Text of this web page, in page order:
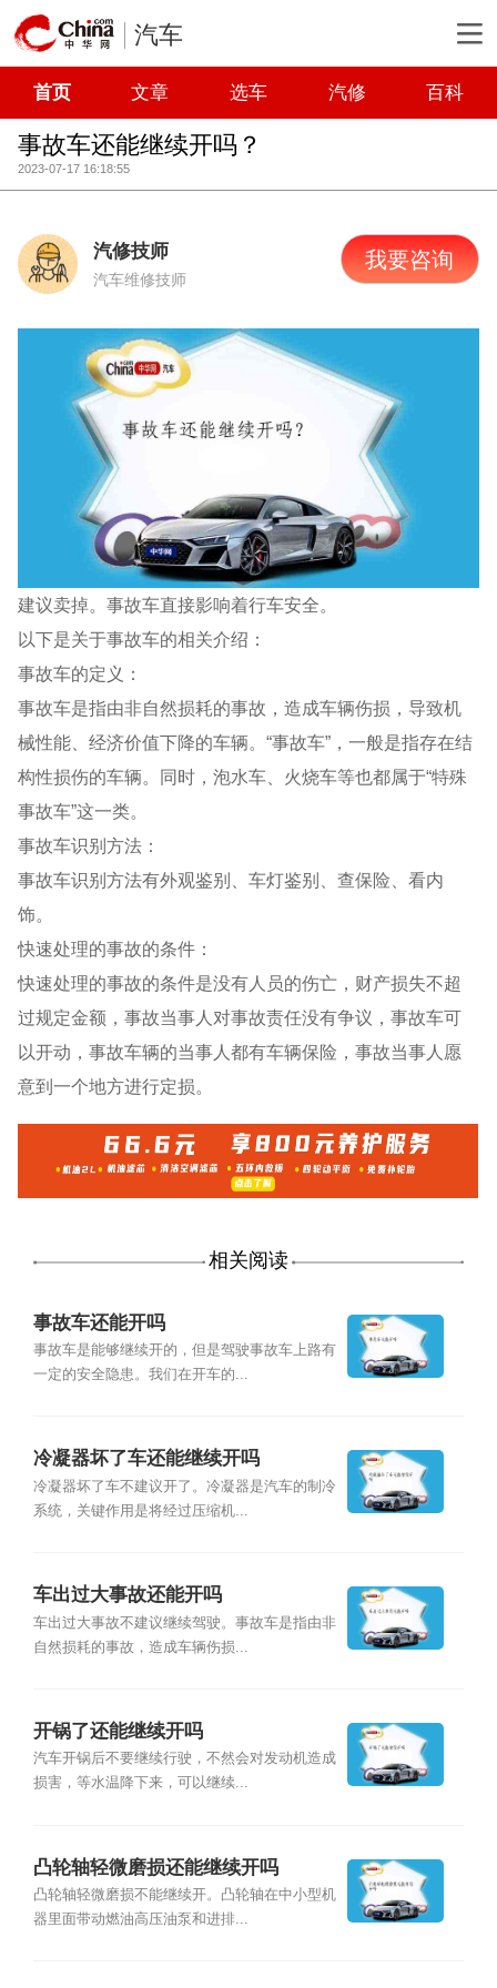
汽车
首页 文章 选车 汽修 百科
事故车还能继续开吗？
2023-07-17 16:18:55
汽修技师
汽车维修技师
我要咨询
建议卖掉。事故车直接影响着行车安全。
以下是关于事故车的相关介绍：
事故车的定义：
事故车是指由非自然损耗的事故，造成车辆伤损，导致机
械性能、经济价值下降的车辆。“事故车”，一般是指存在结
构性损伤的车辆。同时，泡水车、火烧车等也都属于“特殊
事故车”这一类。
事故车识别方法：
事故车识别方法有外观鉴别、车灯鉴别、查保险、看内
饰。
快速处理的事故的条件：
快速处理的事故的条件是没有人员的伤亡，财产损失不超
过规定金额，事故当事人对事故责任没有争议，事故车可
以开动，事故车辆的当事人都有车辆保险，事故当事人愿
意到一个地方进行定损。
相关阅读
事故车还能开吗
事故车是能够继续开的，但是驾驶事故车上路有
一定的安全隐患。我们在开车的...
冷凝器坏了车还能继续开吗
冷凝器坏了车不建议开了。冷凝器是汽车的制冷
系统，关键作用是将经过压缩机...
车出过大事故还能开吗
车出过大事故不建议继续驾驶。事故车是指由非
自然损耗的事故，造成车辆伤损...
开锅了还能继续开吗
汽车开锅后不要继续行驶，不然会对发动机造成
损害，等水温降下来，可以继续...
凸轮轴轻微磨损还能继续开吗
凸轮轴轻微磨损不能继续开。凸轮轴在中小型机
器里面带动燃油高压油泵和进排...